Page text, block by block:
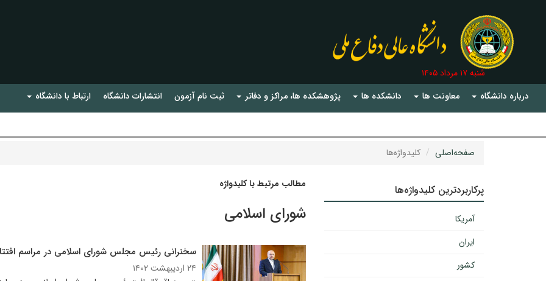
درباره دانشگاه معاونت ها دانشکده ها پژوهشکده ها، مراکز و دفاتر ثبت نام آزمون انتشارات دانشگاه ارتباط با دانشگاه
شنبه ۱۷ مرداد ۱۴۰۵
صفحه‌اصلی کلیدواژه‌ها
مطالب مرتبط با کلیدواژه
شورای اسلامی
سخنرانی رئیس مجلس شورای اسلامی در مراسم
۲۴ اردیبهشت ۱۴۰۲
پرکاربردترین کلیدواژه‌ها
آمریکا
ایران
کشور